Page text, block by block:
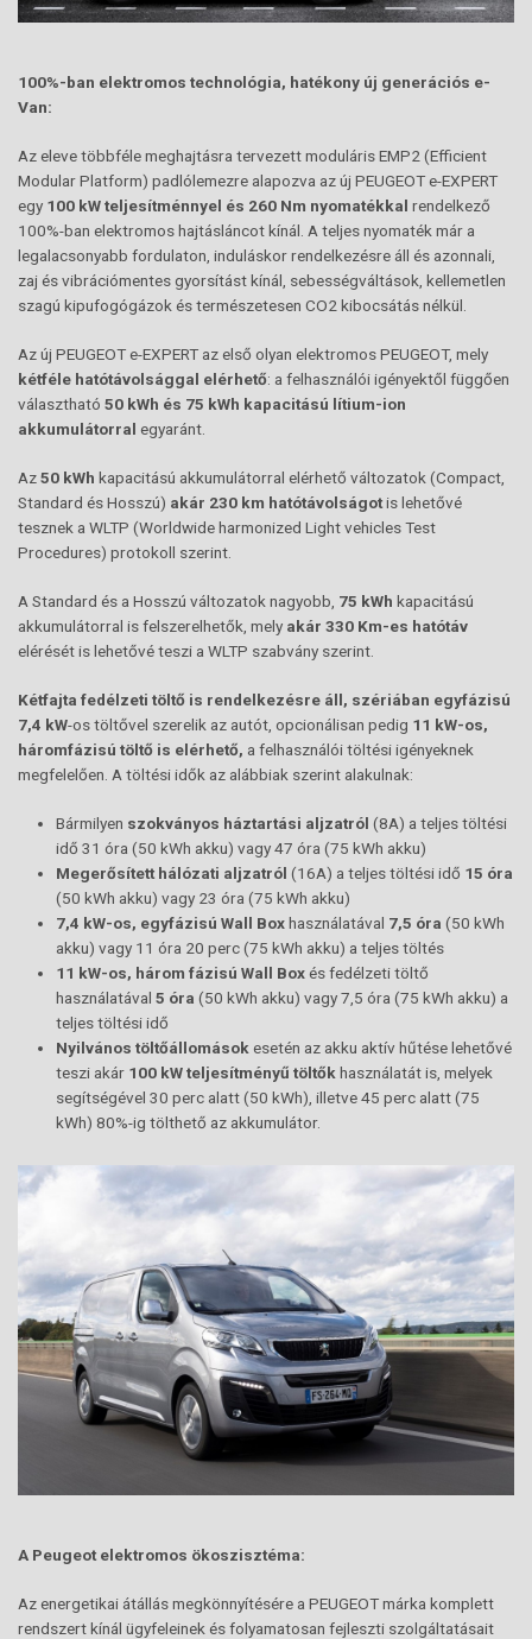
100%-ban elektromos technológia, hatékony új generációs e-
Van:
Az eleve többféle meghajtásra tervezett moduláris EMP2 (Efficient
Modular Platform) padlólemezre alapozva az új PEUGEOT e-EXPERT
egy 100 kW teljesítménnyel és 260 Nm nyomatékkal rendelkező
100%-ban elektromos hajtásláncot kínál. A teljes nyomaték már a
legalacsonyabb fordulaton, induláskor rendelkezésre áll és azonnali,
zaj és vibrációmentes gyorsítást kínál, sebességváltások, kellemetlen
szagú kipufogógázok és természetesen CO2 kibocsátás nélkül.
Az új PEUGEOT e-EXPERT az első olyan elektromos PEUGEOT, mely
kétféle hatótávolsággal elérhető: a felhasználói igényektől függően
választható 50 kWh és 75 kWh kapacitású lítium-ion
akkumulátorral egyaránt.
Az50 kWh kapacitású akkumulátorral elérhető változatok (Compact,
Standard és Hosszú) akár 230 km hatótávolságotis lehetővé
tesznek a WLTP (Worldwide harmonized Light vehicles Test
Procedures) protokoll szerint.
A Standard és a Hosszú változatok nagyobb, 75 kWh kapacitású
akkumulátorral is felszerelhetők, mely akár 330 Km-es hatótáv
elérését is lehetővé teszi a WLTP szabvány szerint.
Kétfajta fedélzeti töltő is rendelkezésre áll, szériában egyfázisú
7,4 kW-os töltővel szerelik az autót, opcionálisan pedig 11 kW-os,
háromfázisú töltő is elérhető, a felhasználói töltési igényeknek
megfelelően. A töltési idők az alábbiak szerint alakulnak:
Bármilyen szokványos háztartási aljzatról (8A) a teljes töltési
idő 31 óra (50 kWh akku) vagy 47 óra (75 kWh akku)
Megerősített hálózati aljzatról (16A) a teljes töltési idő 15 óra
(50 kWh akku) vagy 23 óra (75 kWh akku)
7,4 kW-os, egyfázisú Wall Boxhasználatával 7,5 óra (50 kWh
akku) vagy 11 óra 20 perc (75 kWh akku) a teljes töltés
11 kW-os, három fázisú Wall Boxés fedélzeti töltő
használatával 5 óra (50 kWh akku) vagy 7,5 óra (75 kWh akku) a
teljes töltési idő
Nyilvános töltőállomások esetén az akku aktív hűtése lehetővé
teszi akár 100 kW teljesítményű töltők használatát is, melyek
segítségével 30 perc alatt (50 kWh), illetve 45 perc alatt (75
kWh) 80%-ig tölthető az akkumulátor.
A Peugeot elektromos ökoszisztéma:
Az energetikai átállás megkönnyítésére a PEUGEOT márka komplett
rendszert kínál ügyfeleinek és folyamatosan fejleszti szolgáltatásait